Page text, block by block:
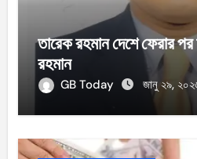
তারেক রহমান দেশে ফেরার
রহমান
GB Today জানু ২৯,